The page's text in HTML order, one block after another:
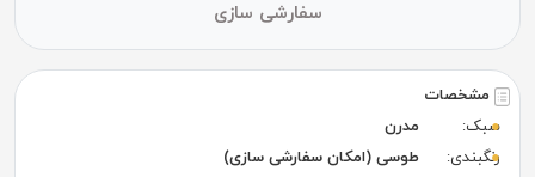
مشخصات
سبک:
مدرن
رنگبندی:
طوسی (امکان سفارشی سازی)
سفارشی سازی